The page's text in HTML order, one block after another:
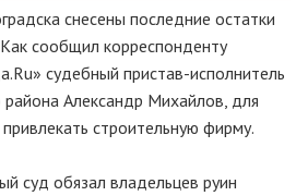
снесены последние остатки
сообщил корреспонденту
судебный пристав-исполнитель
Александр Михайлов, для
строительную фирму.
суд обязал владельцев руин